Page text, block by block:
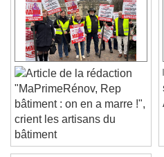
"MaPrimeRénov, Rep
bâtiment : on en a marre !",
crient les artisans du
bâtiment